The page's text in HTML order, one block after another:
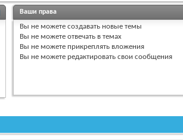
Ваши права
Вы не можете создавать новые темы
Вы не можете отвечать в темах
Вы не можете прикреплять вложения
Вы не можете редактировать свои сообщения